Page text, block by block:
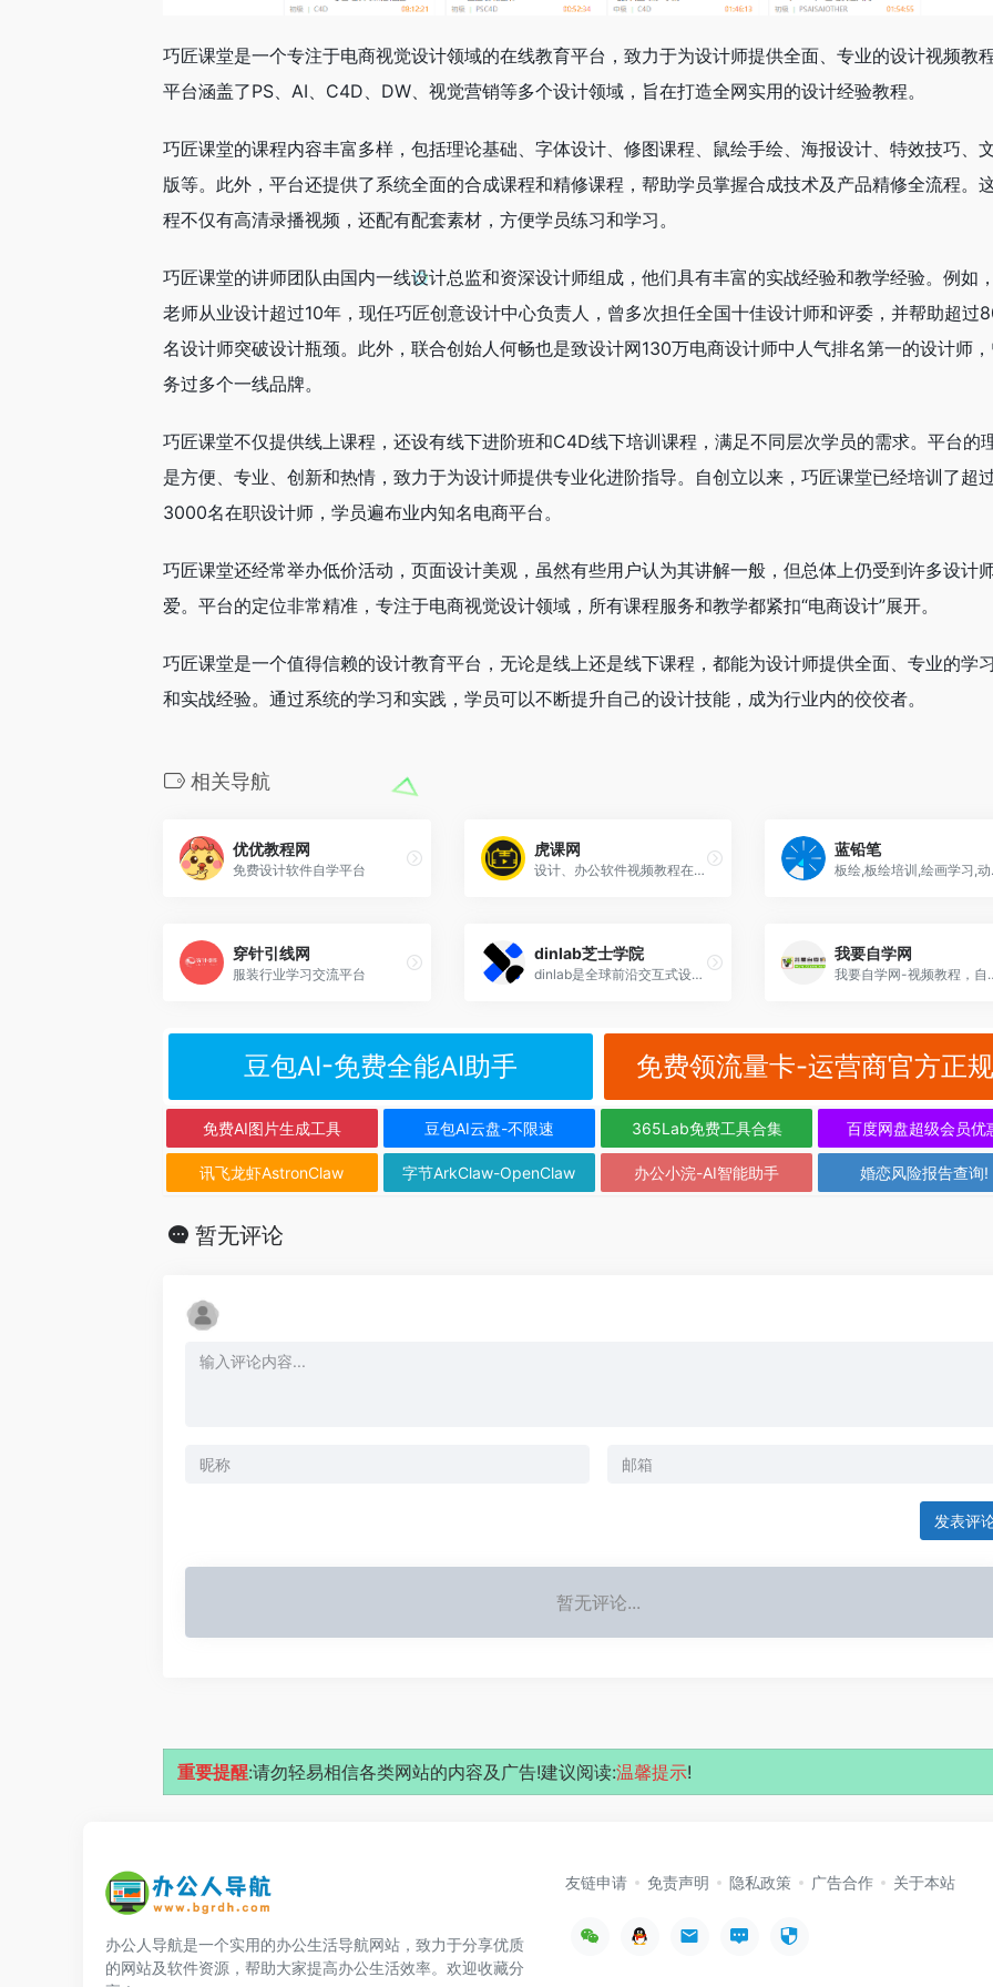
巧匠课堂是一个专注于电商视觉设计领域的在线教育平台，致力于为设计师提供全面、专业的设计视频教
平台涵盖了PS、AI、C4D、DW、视觉营销等多个设计领域，旨在打造全网实用的设计经验教程。
巧匠课堂的课程内容丰富多样，包括理论基础、字体设计、修图课程、鼠绘手绘、海报设计、特效技巧、
版等。此外，平台还提供了系统全面的合成课程和精修课程，帮助学员掌握合成技术及产品精修全流程。
程不仅有高清录播视频，还配有配套素材，方便学员练习和学习。
巧匠课堂的讲师团队由国内一线设计总监和资深设计师组成，他们具有丰富的实战经验和教学经验。例如
老师从业设计超过10年，现任巧匠创意设计中心负责人，曾多次担任全国十佳设计师和评委，并帮助超过
名设计师突破设计瓶颈。此外，联合创始人何畅也是致设计网130万电商设计师中人气排名第一的设计师
务过多个一线品牌。
巧匠课堂不仅提供线上课程，还设有线下进阶班和C4D线下培训课程，满足不同层次学员的需求。平台的
是方便、专业、创新和热情，致力于为设计师提供专业化进阶指导。自创立以来，巧匠课堂已经培训了超
3000名在职设计师，学员遍布业内知名电商平台。
巧匠课堂还经常举办低价活动，页面设计美观，虽然有些用户认为其讲解一般，但总体上仍受到许多设计
爱。平台的定位非常精准，专注于电商视觉设计领域，所有课程服务和教学都紧扣“电商设计”展开。
巧匠课堂是一个值得信赖的设计教育平台，无论是线上还是线下课程，都能为设计师提供全面、专业的学
和实战经验。通过系统的学习和实践，学员可以不断提升自己的设计技能，成为行业内的佼佼者。
相关导航
优优教程网
免费设计软件自学平台
虎课网
设计、办公软件视频教程在线学习
蓝铅笔
板绘,
穿针引线网
服装行业学习交流平台
dinlab芝士学院
dinlab是全球前沿交互式设计人才成长平台，50万设计创意人才的能力提升加速站。
我要自学网
我要自
豆包AI-免费全能AI助手 免费领流量卡-运营商官方正
免费AI图片生成工具 豆包AI云盘-不限速 365Lab免费工具合集 百度网盘超级会员优
讯飞龙虾AstronClaw 字节ArkClaw-OpenClaw 办公小浣-AI智能助手 婚恋风险报告查询!
暂无评论
发表评
暂无评论...
重要提醒:请勿轻易相信各类网站的内容及广告!建议阅读:温馨提示!
办公人导航是一个实用的办公生活导航网站，致力于分享优质
的网站及软件资源，帮助大家提高办公生活效率。欢迎收藏分
友链申请 免责声明 隐私政策 广告合作 关于本站